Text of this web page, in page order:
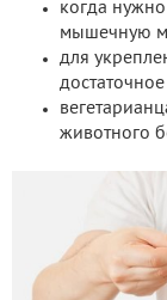
когда нужно
мышечную
для
животного